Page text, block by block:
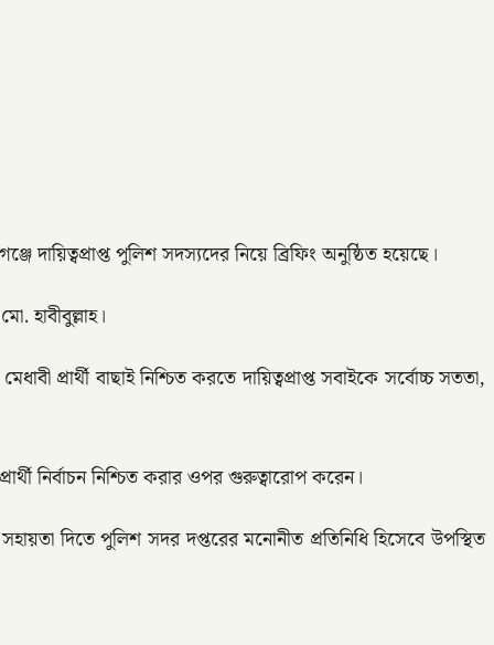
পুলিশ সদস্যদের নিয়ে ব্রিফিং অনুষ্ঠিত হয়েছে।
হাবীবুল্লাহ।
প্রার্থী বাছাই নিশ্চিত করতে দায়িত্বপ্রাপ্ত সবাইকে সর্বোচ্চ সততা,
নির্বাচন নিশ্চিত করার ওপর গুরুত্বারোপ করেন।
দিতে পুলিশ সদর দপ্তরের মনোনীত প্রতিনিধি হিসেবে উপস্থিত